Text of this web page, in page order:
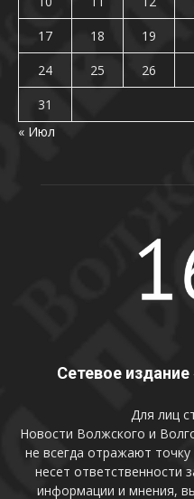
17
18 19
24
25 26
31
« Июл
Сетевое
Для лиц
Новости Волжского и
не всегда отражают точку
несет ответственности
информации и мнения,